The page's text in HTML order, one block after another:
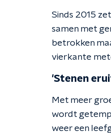
Sinds 2015
samen met
betrokken
vierkante
'Stenen
Met meer
wordt
weer een